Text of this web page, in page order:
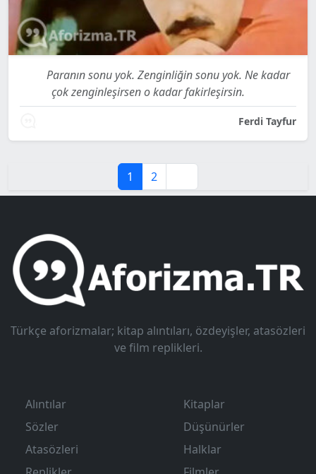
Paranın sonu yok. Zenginliğin sonu yok. Ne kadar
çok zenginleşirsen o kadar fakirleşirsin.
Ferdi Tayfur
1 2
Türkçe aforizmalar; kitap alıntıları, özdeyişler, atasözleri
ve film replikleri.
Alıntılar
Sözler
Atasözleri
Kitaplar
Düşünürler
Halklar